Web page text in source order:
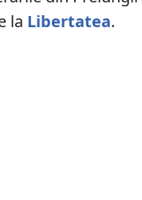
la Libertatea.